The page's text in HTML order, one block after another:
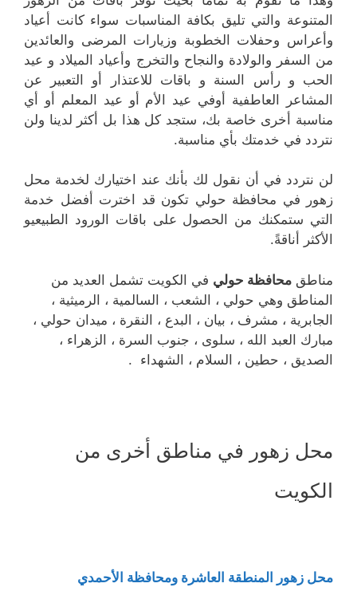
المتنوعة والتي تليق بكافة المناسبات سواء كانت أعياد
وأعراس وحفلات الخطوبة وزيارات المرضى والعائدين
من السفر والولادة والنجاح والتخرج وأعياد الميلاد و عيد
الحب و رأس السنة و باقات للاعتذار أو التعبير عن
المشاعر العاطفية أوفي عيد الأم أو عيد المعلم أو أي
مناسبة أخرى خاصة بك، ستجد كل هذا بل أكثر لدينا ولن
نتردد في خدمتك بأي مناسبة.
لن نتردد في أن نقول لك بأنك عند اختيارك لخدمة محل
زهور في محافظة حولي تكون قد اخترت أفضل خدمة
التي ستمكنك من الحصول على باقات الورود الطبيعيو
الأكثر أناقةً.
مناطق محافظة حولي في الكويت تشمل العديد من
المناطق وهي حولي ، الشعب ، السالمية ، الرميثية ،
الجابرية ، مشرف ، بيان ، البدع ، النقرة ، ميدان حولي ،
مبارك العبد الله ، سلوى ، جنوب السرة ، الزهراء ،
الصديق ، حطين ، السلام ، الشهداء .
محل زهور في مناطق أخرى من
الكويت
محل زهور المنطقة العاشرة ومحافظة الأحمدي